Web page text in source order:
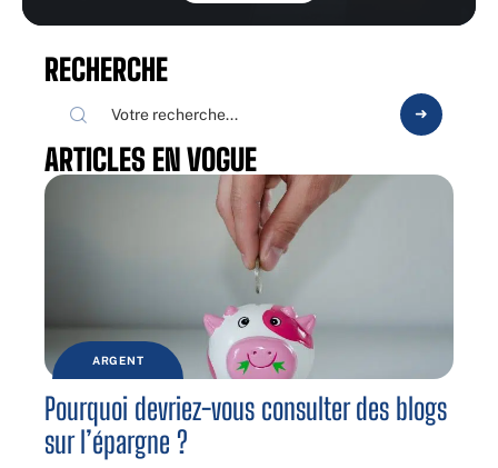
RECHERCHE
ARTICLES EN VOGUE
ARGENT
Pourquoi devriez-vous consulter des blogs
sur l’épargne ?